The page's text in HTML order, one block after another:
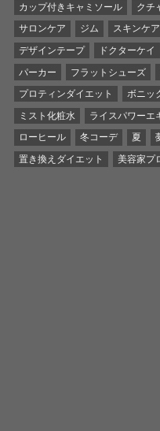
カップ付きキャミソール
クチ
サロンケア
ジム スキンケア
デザインテープ
ドクターケイ
パーカー
フラットシューズ
プロティンダイエット
ボニッ
ミスト化粧水
ライスパワーエ
ローヒール
冬コーデ 夏
置き換えダイエット
美容家プ